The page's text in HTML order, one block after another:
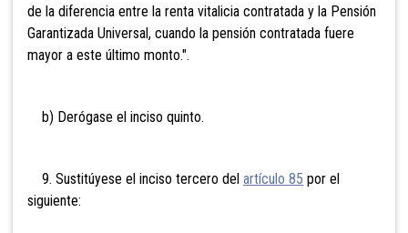
de la diferencia entre la renta vitalicia contratada y la Pensión
Garantizada Universal, cuando la pensión contratada fuere
mayor a este último monto.".
b) Derógase el inciso quinto.
9. Sustitúyese el inciso tercero del artículo 85 por el
siguiente: